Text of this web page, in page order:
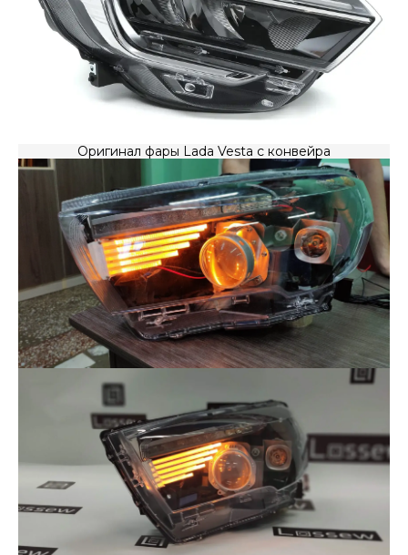
Оригинал фары Lada Vesta с конвейра